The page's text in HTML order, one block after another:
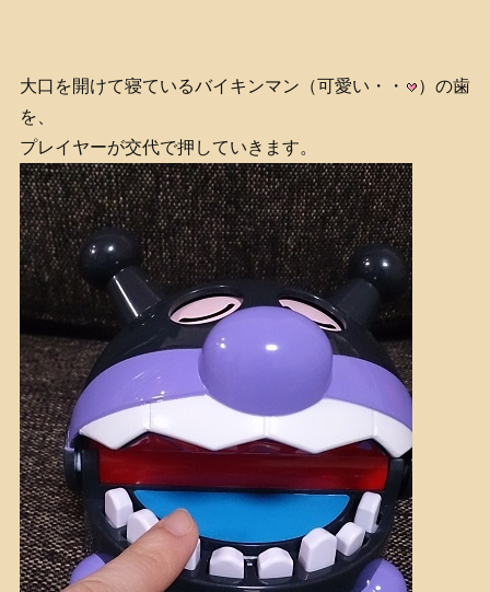
大口を開けて寝ているバイキンマン（可愛い・・
）の歯
を、
プレイヤーが交代で押していきます。